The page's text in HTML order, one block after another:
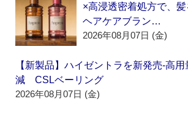
×高浸透密着処方で、
ヘアケアブラン…
2026年08月07日 (金)
【新製品】ハイゼントラを新発売‐高
減 CSLベーリング
2026年08月07日 (金)